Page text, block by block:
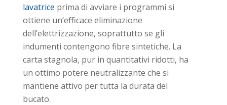
lavatrice prima di avviare i programmi si
ottiene un’efficace eliminazione
dell’elettrizzazione, soprattutto se gli
indumenti contengono fibre sintetiche. La
carta stagnola, pur in quantitativi ridotti, ha
un ottimo potere neutralizzante che si
mantiene attivo per tutta la durata del
bucato.